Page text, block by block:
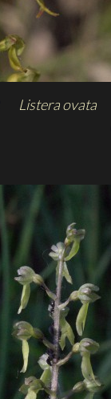
Listera ovata